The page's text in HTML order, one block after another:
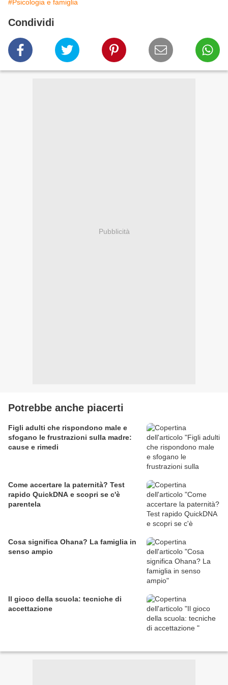
#Psicologia e famiglia
Condividi
Pubblicità
Potrebbe anche piacerti
Figli adulti che rispondono male e
sfogano le frustrazioni sulla madre:
cause e rimedi
Come accertare la paternità? Test
rapido QuickDNA e scopri se c'è
parentela
Cosa significa Ohana? La famiglia in
senso ampio
Il gioco della scuola: tecniche di
accettazione